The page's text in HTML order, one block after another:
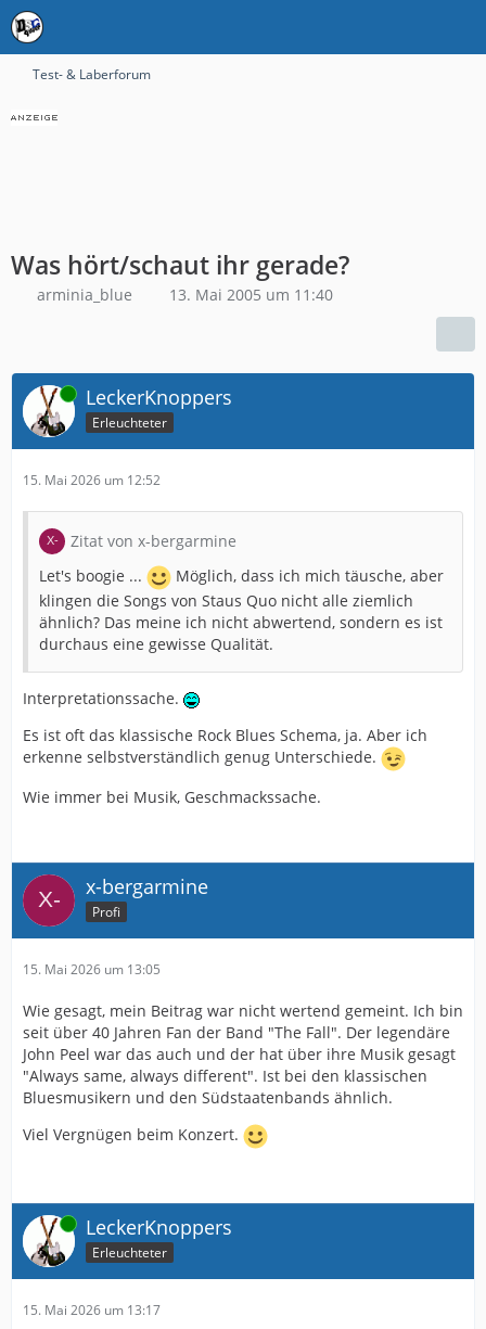
Test- & Laberforum
Was hört/schaut ihr gerade?
arminia_blue 13. Mai 2005 um 11:40
Online LeckerKnoppers
Erleuchteter
15. Mai 2026 um 12:52
Zitat von x-bergarmine
Let's boogie ...
Möglich, dass ich mich täusche, aber
klingen die Songs von Staus Quo nicht alle ziemlich
ähnlich? Das meine ich nicht abwertend, sondern es ist
durchaus eine gewisse Qualität.
Interpretationssache.
Es ist oft das klassische Rock Blues Schema, ja. Aber ich
erkenne selbstverständlich genug Unterschiede.
Wie immer bei Musik, Geschmackssache.
x-bergarmine
Profi
15. Mai 2026 um 13:05
Wie gesagt, mein Beitrag war nicht wertend gemeint. Ich bin
seit über 40 Jahren Fan der Band "The Fall". Der legendäre
John Peel war das auch und der hat über ihre Musik gesagt
"Always same, always different". Ist bei den klassischen
Bluesmusikern und den Südstaatenbands ähnlich.
Viel Vergnügen beim Konzert.
Online LeckerKnoppers
Erleuchteter
15. Mai 2026 um 13:17